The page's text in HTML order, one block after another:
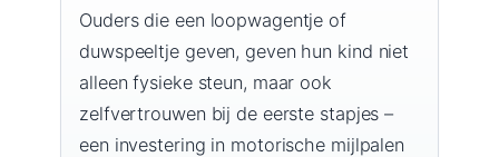
Ouders die een loopwagentje of
duwspeeltje geven, geven hun kind niet
alleen fysieke steun, maar ook
zelfvertrouwen bij de eerste stapjes –
een investering in motorische mijlpalen